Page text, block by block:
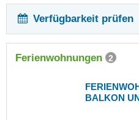
Verfügbarkeit prüfen
Ferienwohnungen 2
BALKON